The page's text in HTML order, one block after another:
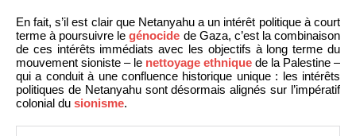
En fait, s’il est clair que Netanyahu a un intérêt politique à court
terme à poursuivre legénocide de Gaza, c’est la combinaison
de ces intérêts immédiats avec les objectifs à long terme du
mouvement sioniste – le nettoyage ethnique de la Palestine –
qui a conduit à une confluence historique unique : les intérêts
politiques de Netanyahu sont désormais alignés sur l’impératif
colonial du sionisme.